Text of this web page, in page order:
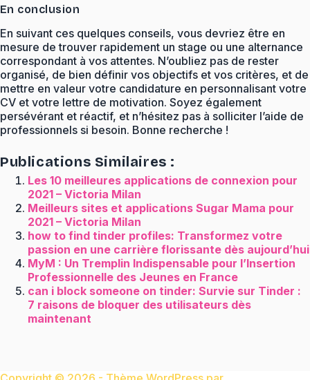
En conclusion
En suivant ces quelques conseils, vous devriez être en
mesure de trouver rapidement un stage ou une alternance
correspondant à vos attentes. N’oubliez pas de rester
organisé, de bien définir vos objectifs et vos critères, et de
mettre en valeur votre candidature en personnalisant votre
CV et votre lettre de motivation. Soyez également
persévérant et réactif, et n’hésitez pas à solliciter l’aide de
professionnels si besoin. Bonne recherche !
Publications Similaires :
Les 10 meilleures applications de connexion pour
2021 – Victoria Milan
Meilleurs sites et applications Sugar Mama pour
2021 – Victoria Milan
how to find tinder profiles: Transformez votre
passion en une carrière florissante dès aujourd’hui
MyM : Un Tremplin Indispensable pour l’Insertion
Professionnelle des Jeunes en France
can i block someone on tinder: Survie sur Tinder :
7 raisons de bloquer des utilisateurs dès
maintenant